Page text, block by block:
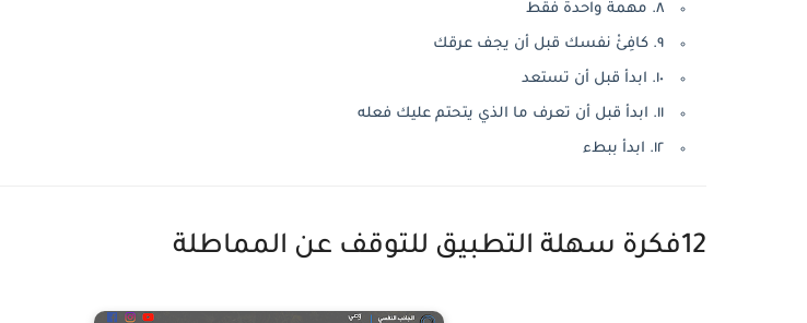
٨. مهمة واحدة فقط
٩. كافِئْ نفسك قبل أن يجف عرقك
١٠. ابدأ قبل أن تستعد
١١. ابدأ قبل أن تعرف ما الذي يتحتم عليك فعله
١٢. ابدأ ببطء
12فكرة سهلة التطبيق للتوقف عن المماطلة